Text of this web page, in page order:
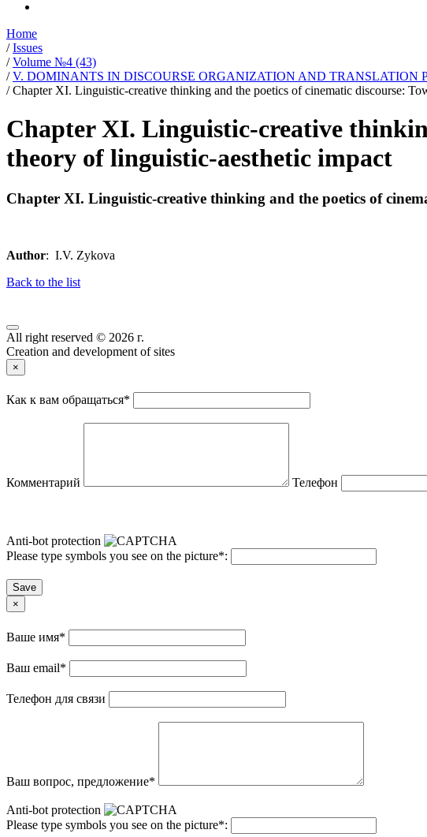
Home
/ Issues
/ Volume №4 (43)
/ V. DOMINANTS IN DISCOURSE ORGANIZATION AND TRANSLATION
/ Chapter XI. Linguistic-creative thinking and the poetics of cinematic discourse:
Chapter XI. Linguistic-creative
theory of linguistic-aesthetic impact
Chapter XI. Linguistic-creative thinking and the poetics of
Author: I.V. Zykova
Back to the list
All right reserved © 2026 г.
Creation and development of sites
×
Как к вам обращаться*
Комментарий Телефон
Anti-bot protection
Please type symbols you see on the picture*:
Save
×
Ваше имя*
Ваш email*
Телефон для связи
Ваш вопрос, предложение*
Anti-bot protection
Please type symbols you see on the picture*: